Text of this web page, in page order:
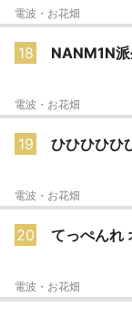
電波・お花畑
18 NANM1N
電波・お花畑
19 ひひひひ
電波・お花畑
20 てっぺんれ
電波・お花畑